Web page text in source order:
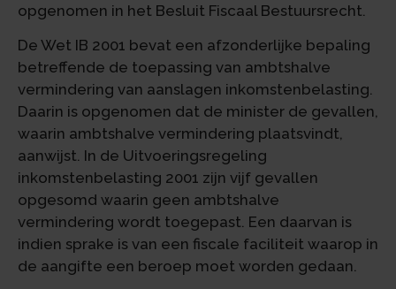
opgenomen in het Besluit Fiscaal Bestuursrecht.
De Wet IB 2001 bevat een afzonderlijke bepaling
betreffende de toepassing van ambtshalve
vermindering van aanslagen inkomstenbelasting.
Daarin is opgenomen dat de minister de gevallen,
waarin ambtshalve vermindering plaatsvindt,
aanwijst. In de Uitvoeringsregeling
inkomstenbelasting 2001 zijn vijf gevallen
opgesomd waarin geen ambtshalve
vermindering wordt toegepast. Een daarvan is
indien sprake is van een fiscale faciliteit waarop in
de aangifte een beroep moet worden gedaan.